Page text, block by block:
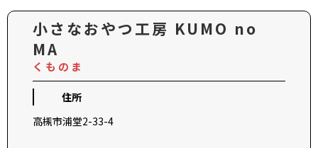
小さなおやつ工房 KUMO no
MA
くものま
住所
高槻市浦堂2-33-4